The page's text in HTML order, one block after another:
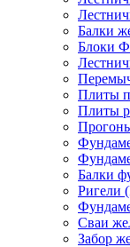
Балки
Блоки
Плиты
Плиты
Балки
Ригели
Сваи
Забор